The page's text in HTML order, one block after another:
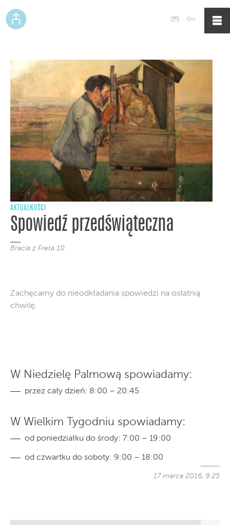
Poczta
AKTUALNOŚCI
Spowiedź przedświąteczna
Bracia z Freta 10
Zachęcamy do nieodkładania spowiedzi na ostatnią
chwilę.
W Niedzielę Palmową spowiadamy:
przez cały dzień: 8:00 – 20:45
W Wielkim Tygodniu spowiadamy:
od poniedziałku do środy: 7:00 – 19:00
od czwartku do soboty: 9:00 – 18:00
17 marca 2016, 9:25